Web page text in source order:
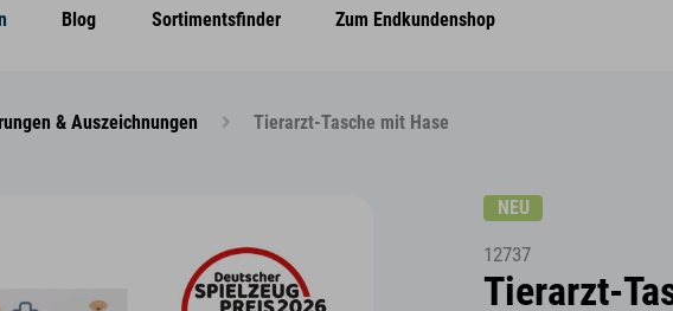
Blog Sortimentsfinder Zum Endkundenshop
& Auszeichnungen Tierarzt-Tasche mit Hase
NEU
12737
Tierarzt-